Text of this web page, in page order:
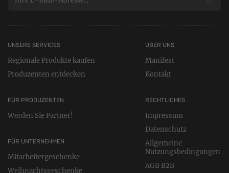
UNSERE SERVICES
Regionale Produkte kaufen
Produzenten entdecken
FÜR PRODUZENTEN
Werden Sie Partner!
FÜR UNTERNEHMEN
Mitarbeitergeschenke
Weihnachtsgeschenke
RECHTLICHES
Impressum
Datenschutz
Allgemeine
Nutzungsbedingungen
AGB B2B
ÜBER UNS
Manifest
Kontakt